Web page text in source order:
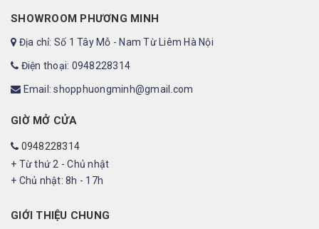
SHOWROOM PHƯƠNG MINH
Địa chỉ: Số 1 Tây Mỗ - Nam Từ Liêm Hà Nội
Điện thoại: 0948228314
Email: shopphuongminh@gmail.com
GIỜ MỞ CỬA
0948228314
+ Từ thứ 2 - Chủ nhật
+ Chủ nhật: 8h - 17h
GIỚI THIỆU CHUNG